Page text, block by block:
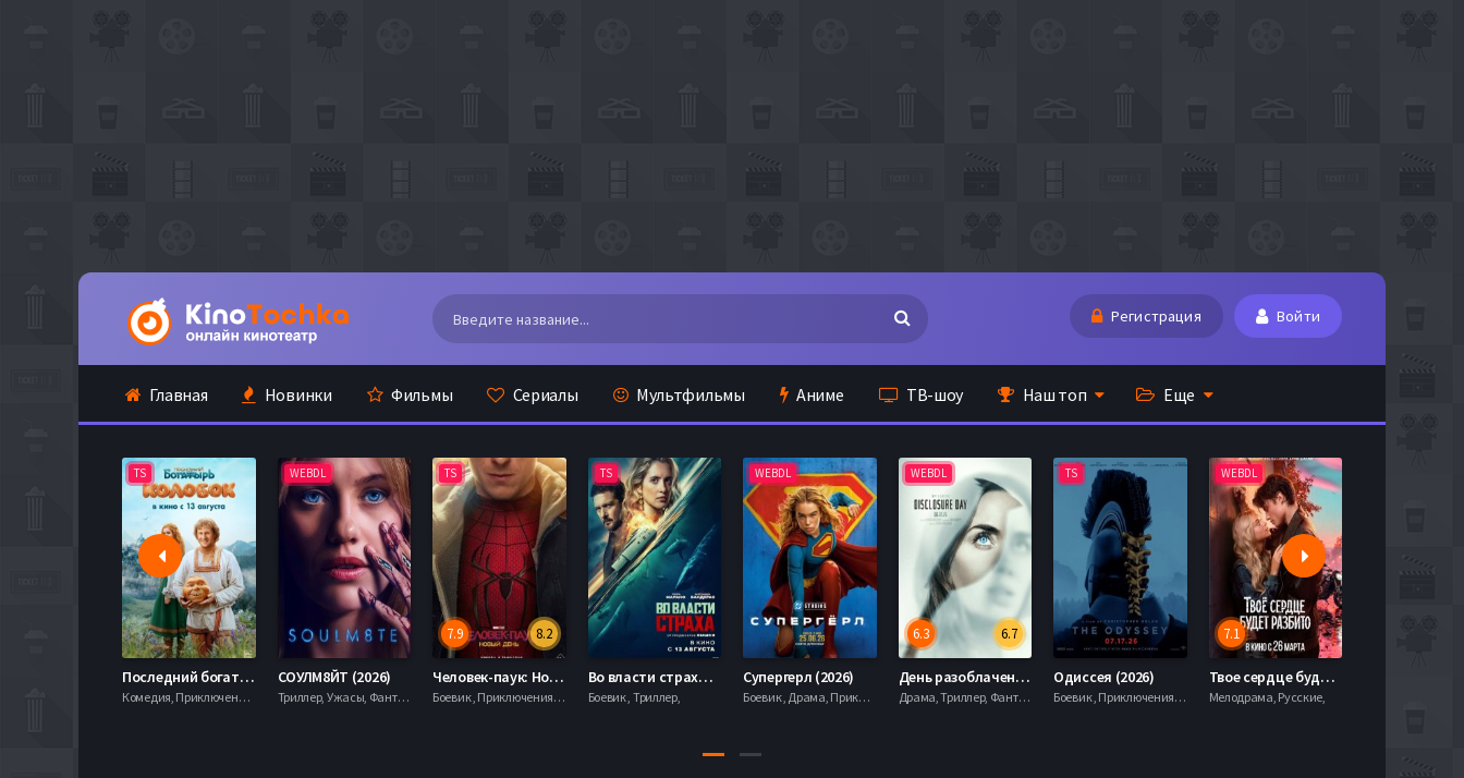
Регистрация Войти
Главная Новинки Фильмы Сериалы Мультфильмы Аниме ТВ-шоу Наш топ Еще
TS
Последний богатырь. Колобок (2026)
Комедия, Приключения, Фэнтези,
WEBDL
СОУЛМ8ЙТ (2026)
Триллер, Ужасы, Фантастика,
TS
8.2
7.9
Человек-паук: Новый день (2026)
Боевик , Приключения, Фантастика, Фэнтези,
TS
Во власти страха (2026)
Боевик , Триллер,
WEBDL
Супергерл (2026)
Боевик , Драма, Приключения, Фантастика,
WEBDL
6.7
6.3
День разоблачения (2026)
Драма, Триллер, Фантастика,
TS
Одиссея (2026)
Боевик , Приключения, Фэнтези,
WEBDL
7.1
Твое сердце будет разбито (2026)
Мелодрама, Русские,